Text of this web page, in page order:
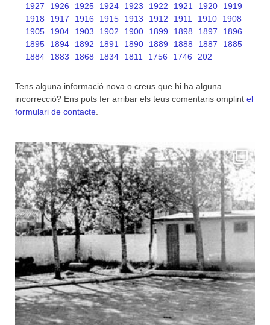
1927
1926 1925 1924 1923 1922 1921 1920
1919
1918
1917 1916 1915 1913 1912 1911 1910
1908
1905
1904 1903 1902 1900 1899 1898 1897
1896
1895
1894 1892 1891 1890 1889 1888 1887
1885
1884
1883 1868 1834 1811 1756 1746 202
Tens alguna informació nova o creus que hi ha alguna
incorrecció? Ens pots fer arribar els teus comentaris omplint el
formulari de contacte.